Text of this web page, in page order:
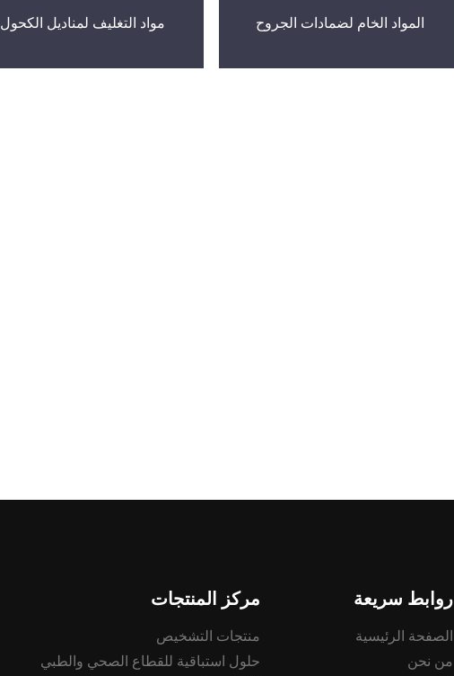
المواد الخام لضمادات الجروح مواد التغليف لمناديل الكحول
روابط سريعة
الصفحة الرئيسية
من نحن
مركز المنتجات
منتجات التشخيص
حلول استباقية للقطاع الصحي والطبي